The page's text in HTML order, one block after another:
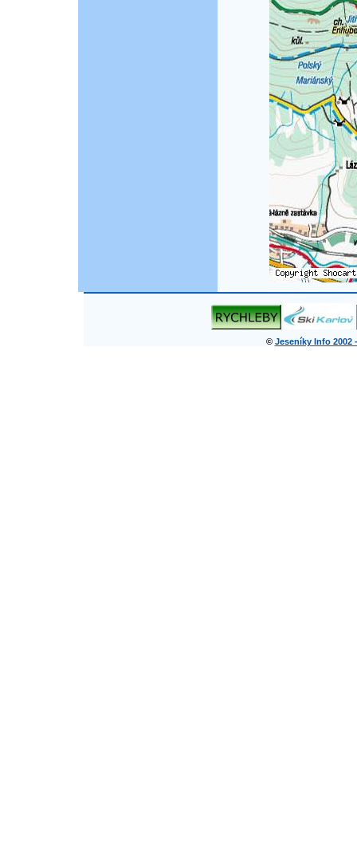
© Jeseníky Info 2002